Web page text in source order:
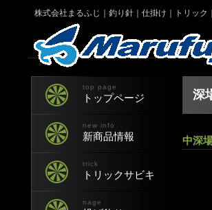
株式会社まるふじ｜釣り針｜仕掛け｜トリック
深
中深
top page
トップページ
new info
新商品情報
trick
トリックサビキ
nage